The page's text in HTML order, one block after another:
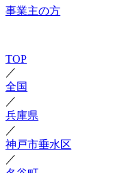
事業主の方
TOP
／
全国
／
兵庫県
／
神戸市垂水区
／